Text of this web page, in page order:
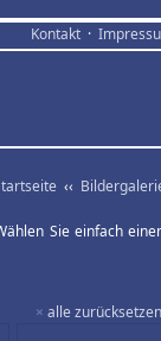
Kontakt ·
‹‹
Sie einfach
× alle zurücksetzen